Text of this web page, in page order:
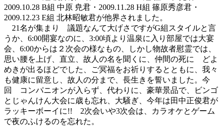
2009.10.28 B組 中原 尭君・2009.11.28 H組 篠原秀彦君・
2009.12.23 E組 北林昭敏君が他界されました。
21名が集まり 議題なんて大げさですがG組スタイルと言
うか、6:00開宴なのに、3:00頃より温泉に入り部屋では大宴
会、6:00からは２次会の様なもの、しかし物故者慰霊では、
思い腰を上げ、直立、故人の名を聞くに、仲間の死に どよ
めきが出るほどでした、ご冥福をお祈りするとともに、我々
も健康に留意し、故人の分まで、長生きを誓いました。今
回 コンパニオンが入らず、代わりに、豪華景品で、ビンゴ
とじゃんけん大会に歳も忘れ、大騒ぎ、今年は田中正俊君が
ラッキーボーイに!! 2次会いや3次会は、カラオケとゲーム
で夜のふけるのを忘れた。